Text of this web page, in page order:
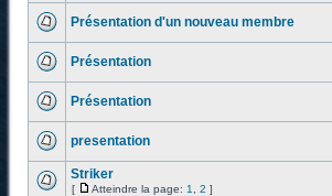
Présentation d'un nouveau membre
Présentation
Présentation
presentation
Striker
[ Atteindre la page: 1 2 ]